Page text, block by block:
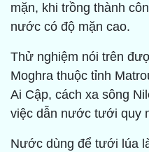
mặn, khi trồng thành
nước có độ mặn cao.
Thử nghiệm nói trên
Moghra thuộc tỉnh
Ai Cập, cách xa sông
việc dẫn nước tưới quy
Nước dùng để tưới lúa